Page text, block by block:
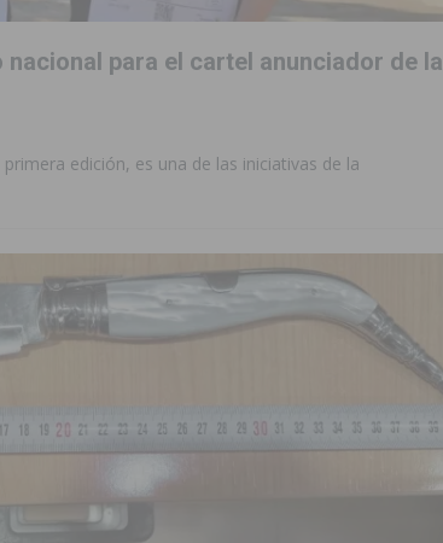
para el cartel anunciador de la
edición, es una de las iniciativas de la